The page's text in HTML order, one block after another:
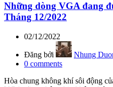
Những dòng VGA đang
Tháng 12/2022
02/12/2022
Đăng bởi
Nhung
0 comments
Hòa chung không khí sôi động